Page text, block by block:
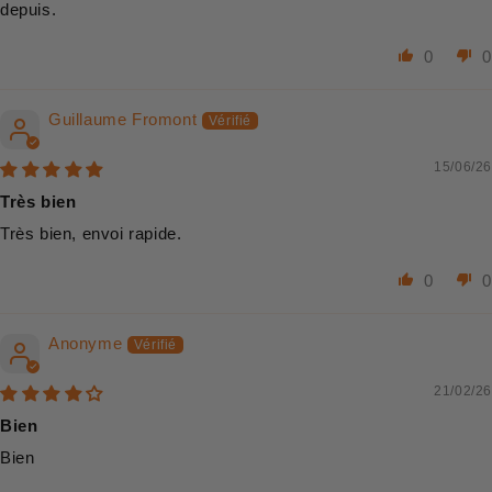
depuis.
0 0
Guillaume Fromont
15/06/26
Très bien
Très bien, envoi rapide.
0 0
Anonyme
21/02/26
Bien
Bien